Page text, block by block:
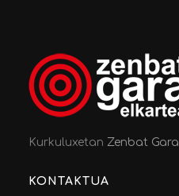
KurkuluxetanZenbat Gara
KONTAKTUA